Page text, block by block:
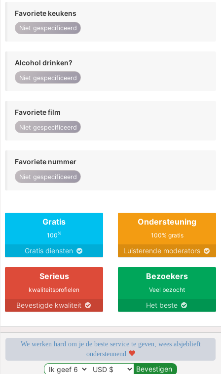
Favoriete keukens
Niet gespecificeerd
Alcohol drinken?
Niet gespecificeerd
Favoriete film
Niet gespecificeerd
Favoriete nummer
Niet gespecificeerd
Gratis
100%
Gratis diensten
Ondersteuning
100% gratis
Luisterende moderators
Serieus
kwaliteitsprofielen
Bevestigde kwaliteit
Bezoekers
Veel bezocht
Het beste
We werken hard om je de beste service te geven, wees alsjeblieft
ondersteunend